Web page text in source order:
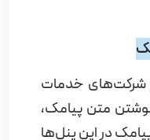
شرکت‌های خدمات
متن پیامک،
در این پنل‌ها